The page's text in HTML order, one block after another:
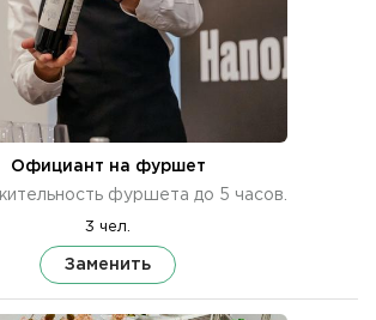
Официант на фуршет
фуршета до 5 часов.
3 чел.
Заменить